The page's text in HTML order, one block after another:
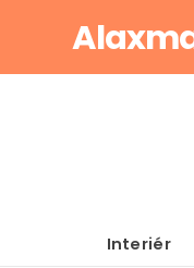
Interiér